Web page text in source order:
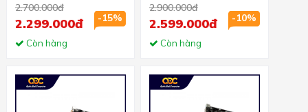
2.700.000đ
-15%
2.299.000đ
Còn hàng
2.900.000đ
-10%
2.599.000đ
Còn hàng